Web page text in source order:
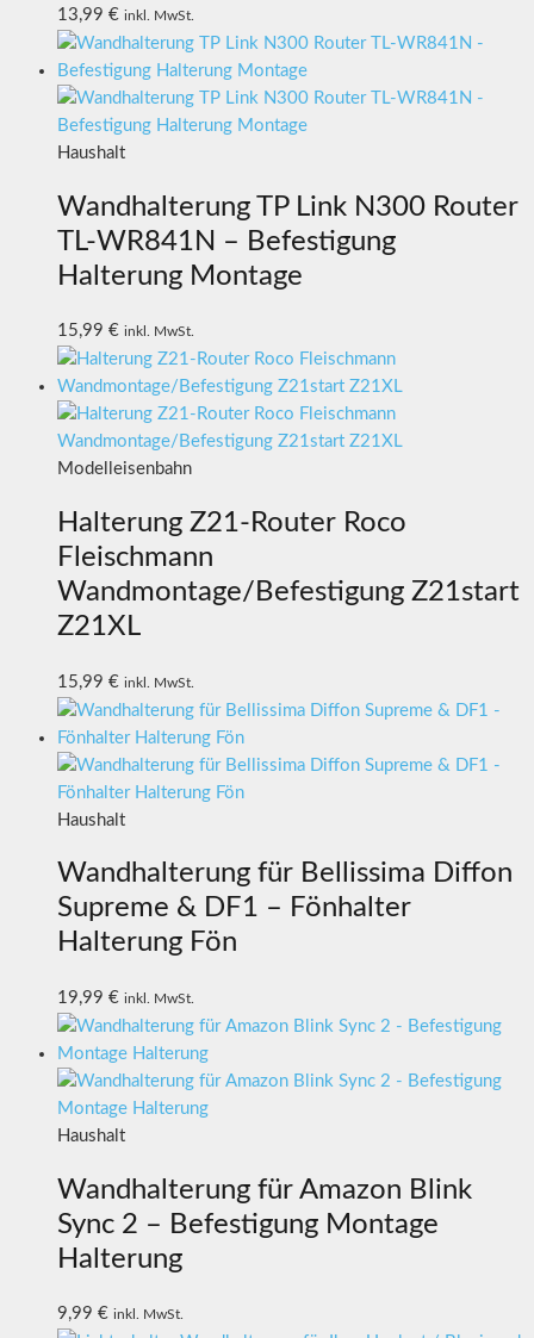
13,99 € inkl. MwSt.
Haushalt
Wandhalterung TP Link N300 Router
TL-WR841N – Befestigung
Halterung Montage
15,99 € inkl. MwSt.
Modelleisenbahn
Halterung Z21-Router Roco
Fleischmann
Wandmontage/Befestigung Z21start
Z21XL
15,99 € inkl. MwSt.
Haushalt
Wandhalterung für Bellissima Diffon
Supreme & DF1 – Fönhalter
Halterung Fön
19,99 € inkl. MwSt.
Haushalt
Wandhalterung für Amazon Blink
Sync 2 – Befestigung Montage
Halterung
9,99 € inkl. MwSt.